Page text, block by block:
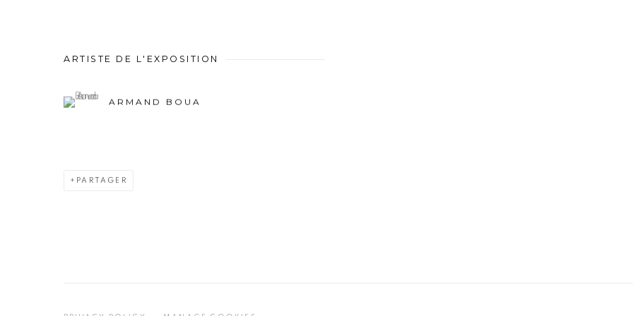
ARTISTE DE L'EXPOSITION
ARMAND BOUA
PARTAGER